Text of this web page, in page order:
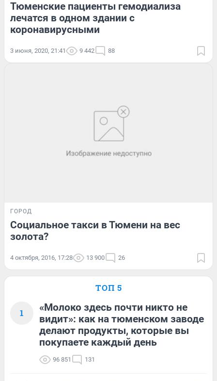
Тюменские пациенты гемодиализа
лечатся в одном здании с
коронавирусными
3 июня, 2020, 21:41 9 442 88
ГОРОД
Социальное такси в Тюмени на вес
золота?
4 октября, 2016, 17:28 13 900 26
ТОП 5
1
«Молоко здесь почти никто не
видит»: как на тюменском заводе
делают продукты, которые вы
покупаете каждый день
96 851 131